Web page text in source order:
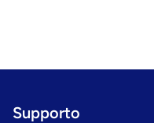
Supporto